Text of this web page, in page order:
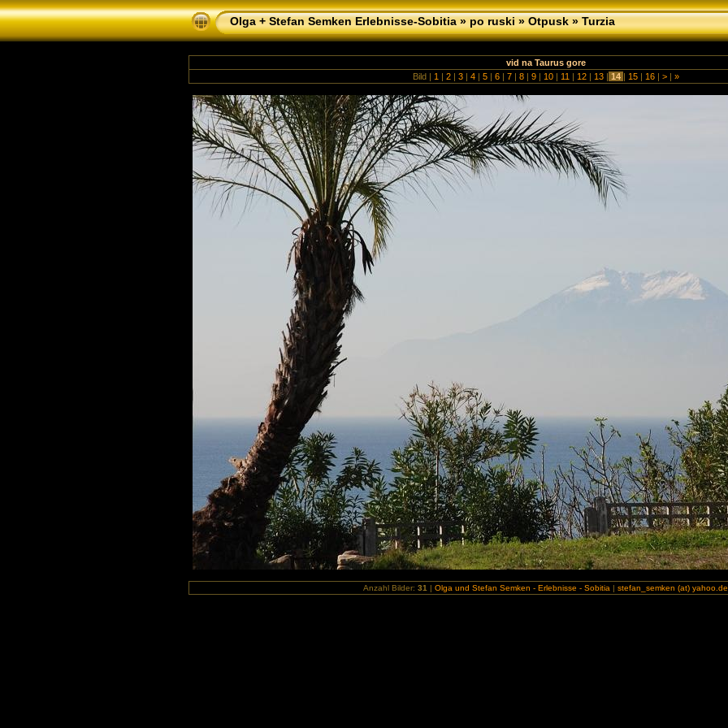
Olga + Stefan Semken Erlebnisse-Sobitia»po ruski»Otpusk»Turzia
vid na Taurus gore
Bild | 1 | 2 | 3 | 4 | 5 | 6 | 7 | 8 | 9 | 10 | 11 | 12 | 13 | 14 | 15 | 16 | > | »
Anzahl Bilder:31 |Olga und Stefan Semken - Erlebnisse - Sobitia |stefan_semken (at) yahoo.de